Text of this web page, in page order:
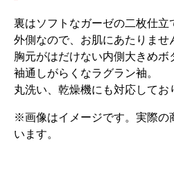
裏はソフトなガーゼの二枚仕立
外側なので、お肌にあたりませ
胸元がはだけない内側大きめボ
袖通しがらくなラグラン袖。
丸洗い、乾燥機にも対応してお
※画像はイメージです。実際の
います。